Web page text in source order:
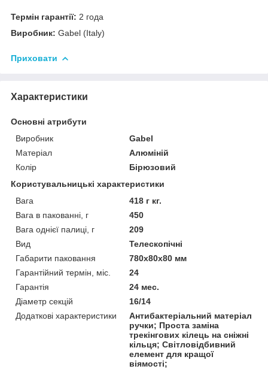
Термін гарантії: 2 года
Виробник: Gabel (Italy)
Приховати
Характеристики
Основні атрибути
Виробник
Gabel
Матеріал
Алюміній
Колір
Бірюзовий
Користувальницькі характеристики
Вага
418 г кг.
Вага в пакованні, г
450
Вага однієї палиці, г
209
Вид
Телескопічні
Габарити паковання
780х80х80 мм
Гарантійний термін, міс.
24
Гарантія
24 мес.
Діаметр секцій
16/14
Додаткові характеристики
Антибактеріальний матеріал
ручки; Проста заміна
трекінгових кілець на сніжні
кільця; Світловідбивний
елемент для кращої
віямості;